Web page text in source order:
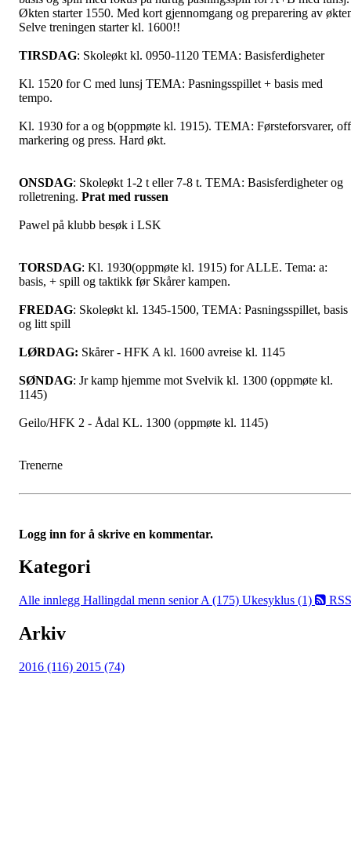
Økten starter 1550. Med kort gjennomgang og preparering av
Selve treningen starter kl. 1600!!
TIRSDAG: Skoleøkt kl. 0950-1120 TEMA: Basisferdigheter
Kl. 1520 for C med lunsj TEMA: Pasningsspillet + basis med
tempo.
Kl. 1930 for a og b(oppmøte kl. 1915). TEMA: Førsteforsvarer, off
markering og press. Hard økt.
ONSDAG: Skoleøkt 1-2 t eller 7-8 t. TEMA: Basisferdigheter og
rolletrening. Prat med russen
Pawel på klubb besøk i LSK
TORSDAG: Kl. 1930(oppmøte kl. 1915) for ALLE. Tema: a:
basis, + spill og taktikk før Skårer kampen.
FREDAG: Skoleøkt kl. 1345-1500, TEMA: Pasningsspillet, basis
og litt spill
LØRDAG: Skårer - HFK A kl. 1600 avreise kl. 1145
SØNDAG: Jr kamp hjemme mot Svelvik kl. 1300 (oppmøte kl.
1145)
Geilo/HFK 2 - Ådal KL. 1300 (oppmøte kl. 1145)
Trenerne
Logg inn for å skrive en kommentar.
Kategori
Alle innlegg Hallingdal menn senior A (175) Ukesyklus (1) RSS
Arkiv
2016 (116) 2015 (74)